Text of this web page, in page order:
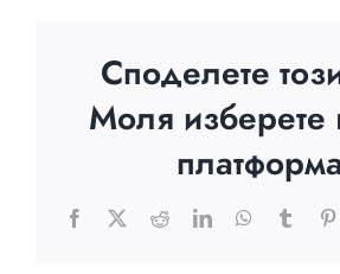
Споделете
Моля изберете
Facebook
X RedditLinkedInWhatsApp
Tumblr